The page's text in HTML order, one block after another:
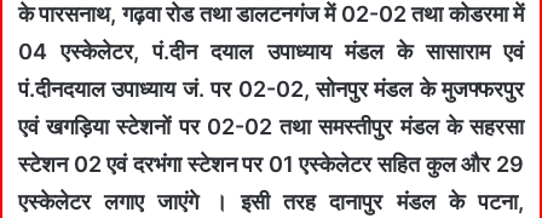
के पारसनाथ, गढ़वा रोड तथा डालटनगंज में 02-02 तथा कोडरमा में
04 एस्केलेटर, पं.दीन दयाल उपाध्याय मंडल के सासाराम एवं
पं.दीनदयाल उपाध्याय जं. पर 02-02, सोनपुर मंडल के मुजफ्फरपुर
एवं खगड़िया स्टेशनों पर 02-02 तथा समस्तीपुर मंडल के सहरसा
स्टेशन 02 एवं दरभंगा स्टेशन पर 01 एस्केलेटर सहित कुल और 29
एस्केलेटर लगाए जाएंगे । इसी तरह दानापुर मंडल के पटना,